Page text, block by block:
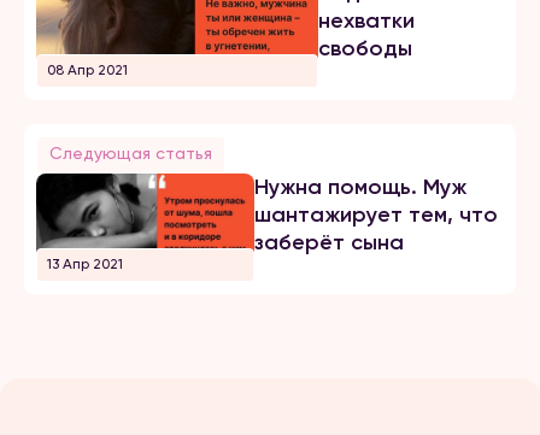
08 Апр 2021
нехватки
свободы
Следующая статья
13 Апр 2021
Нужна помощь. Муж
шантажирует тем, что
заберёт сына